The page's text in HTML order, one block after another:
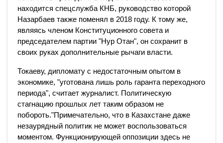
находится спецслужба КНБ, руководство которой
Назарбаев также поменял в 2018 году. К тому же,
являясь членом Конституционного совета и
председателем партии "Нур Отан", он сохранит в
своих руках дополнительные рычаги власти.
Токаеву, дипломату с недостаточным опытом в
экономике, "уготована лишь роль гаранта переходного
периода", считает журналист. Политическую
стагнацию прошлых лет таким образом не
побороть."Примечательно, что в Казахстане даже
незаурядный политик не может воспользоваться
моментом. Функционирующей оппозиции здесь не